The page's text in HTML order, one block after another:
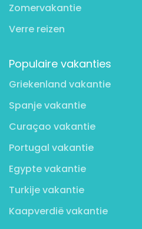
Zomervakantie
Verre reizen
Populaire vakanties
Griekenland vakantie
Spanje vakantie
Curaçao vakantie
Portugal vakantie
Egypte vakantie
Turkije vakantie
Kaapverdië vakantie